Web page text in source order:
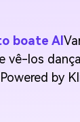
boate AI
vê-los
by